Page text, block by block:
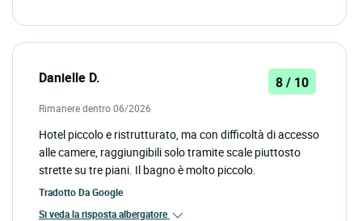
Danielle D. 8 / 10
Rimanere dentro 06/2026
Hotel piccolo e ristrutturato, ma con difficoltà di accesso
alle camere, raggiungibili solo tramite scale piuttosto
strette su tre piani. Il bagno è molto piccolo.
Tradotto DaGoogle
Si veda la risposta albergatore